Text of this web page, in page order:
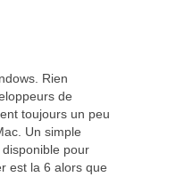
Rien
de
toujours un peu
Un simple
pour
est la 6 alors que